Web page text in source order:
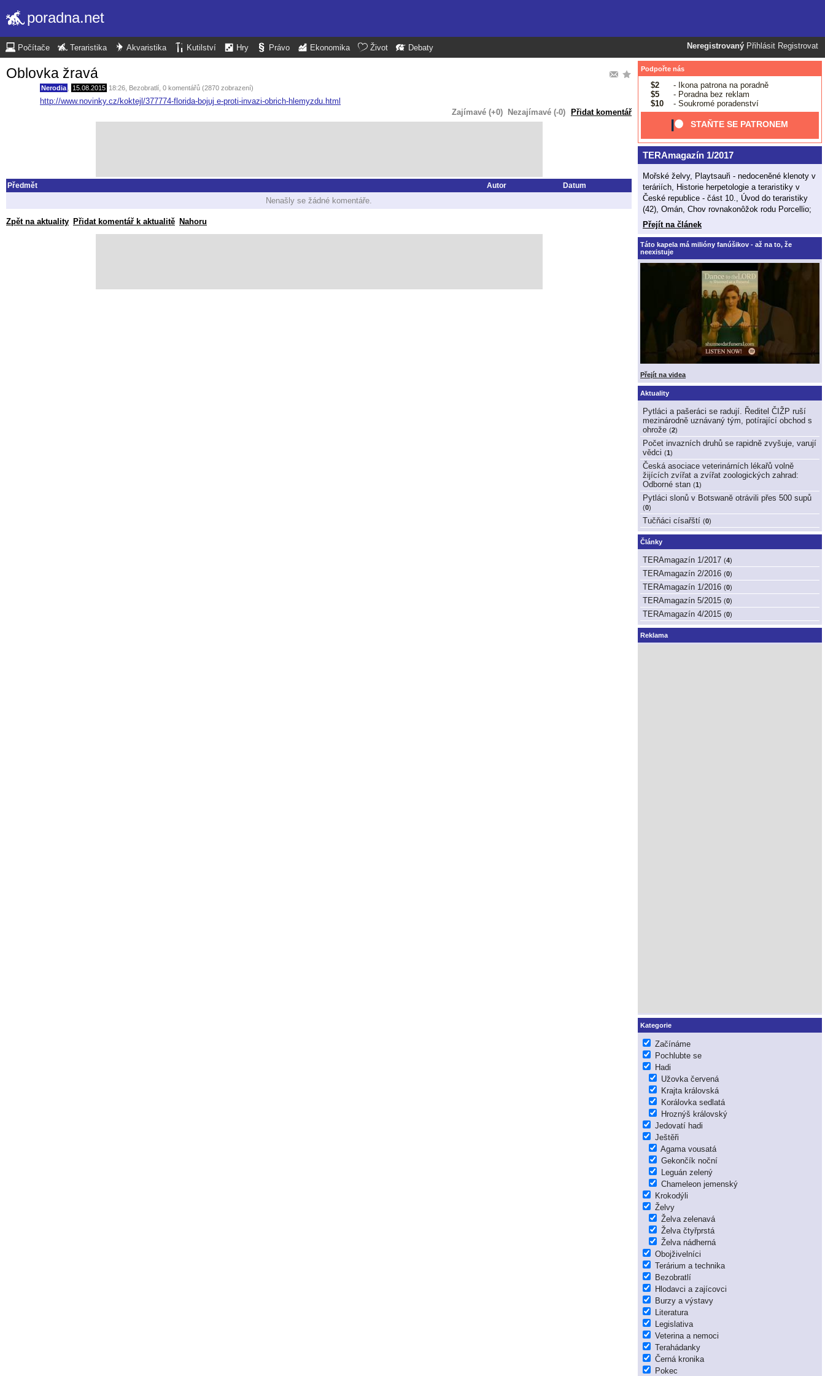
poradna.net
Neregistrovaný Přihlásit Registrovat
Počítače Teraristika Akvaristika Kutilství Hry Právo Ekonomika Život Debaty
Oblovka žravá
Nerodia 15.08.2015 18:26 Bezobratlí , 0 komentářů (2870 zobrazení)
http://www.novinky.cz/koktejl/377774-florida-bojuj e-proti-invazi-obrich-hlemyzdu.html
Zajímavé (+0)
Nezajímavé (-0) Přidat komentář
Předmět Autor Datum
Nenašly se žádné komentáře.
Zpět na aktuality Přidat komentář k aktualitě Nahoru
Podpořte nás
$2
- Ikona patrona na poradně
$5
- Poradna bez reklam
$10
- Soukromé poradenství
STAŇTE SE PATRONEM
TERAmagazín 1/2017
Mořské želvy, Playtsauři - nedoceněné klenoty v
teráriích, Historie herpetologie a teraristiky v
České republice - část 10., Úvod do teraristiky
(42), Omán, Chov rovnakonôžok rodu Porcellio;
Přejít na článek
Táto kapela má milióny fanúšikov - až na to, že
neexistuje
Přejít na videa
Aktuality
Pytláci a pašeráci se radují. Ředitel ČIŽP ruší
mezinárodně uznávaný tým, potírající obchod s
ohrože (2)
Počet invazních druhů se rapidně zvyšuje, varují
vědci (1)
Česká asociace veterinárních lékařů volně
žijících zvířat a zvířat zoologických zahrad:
Odborné stan (1)
Pytláci slonů v Botswaně otrávili přes 500 supů
(0)
Tučňáci císařští (0)
Články
TERAmagazín 1/2017 (4)
TERAmagazín 2/2016 (0)
TERAmagazín 1/2016 (0)
TERAmagazín 5/2015 (0)
TERAmagazín 4/2015 (0)
Reklama
Kategorie
Začínáme
Pochlubte se
Hadi
Užovka červená
Krajta královská
Korálovka sedlatá
Hroznýš královský
Jedovatí hadi
Ještěři
Agama vousatá
Gekončík noční
Leguán zelený
Chameleon jemenský
Krokodýli
Želvy
Želva zelenavá
Želva čtyřprstá
Želva nádherná
Obojživelníci
Terárium a technika
Bezobratlí
Hlodavci a zajícovci
Burzy a výstavy
Literatura
Legislativa
Veterina a nemoci
Terahádanky
Černá kronika
Pokec